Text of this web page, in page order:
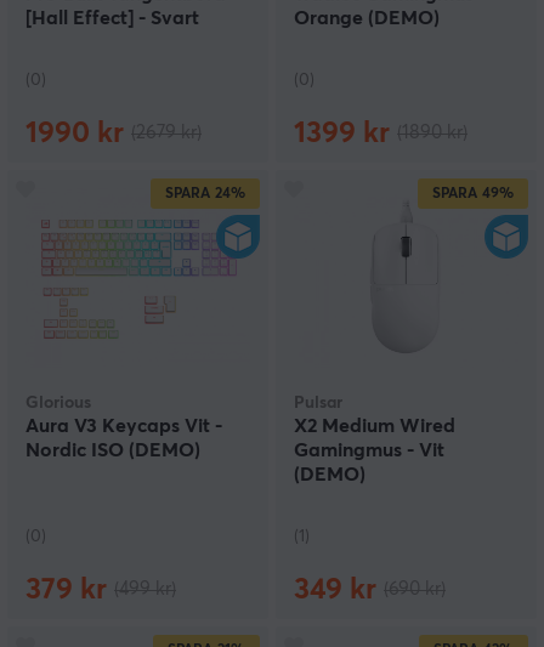
[Hall Effect] - Svart
(0)
1990 kr
Orange (DEMO)
(0)
1399 kr
SPARA 24%
Glorious
Aura V3 Keycaps Vit -
Nordic ISO (DEMO)
(0)
379 kr
SPARA 49%
Pulsar
X2 Medium Wired
Gamingmus - Vit
(DEMO)
(1)
349 kr